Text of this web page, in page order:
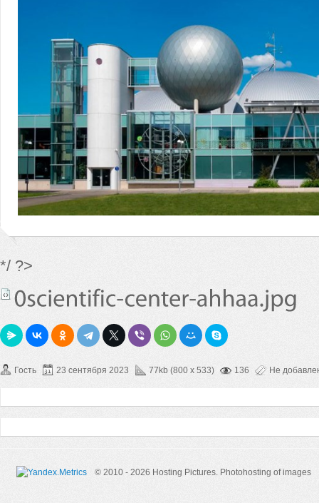
*/ ?>
Гость 23 сентября 2023 77kb (800 x 533) 136 Не
© 2010 - 2026 Hosting Pictures. Photohosting of images